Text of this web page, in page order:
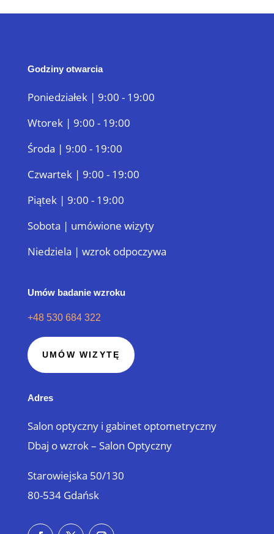
Godziny otwarcia
Poniedziałek | 9:00 - 19:00
Wtorek | 9:00 - 19:00
Środa | 9:00 - 19:00
Czwartek | 9:00 - 19:00
Piątek | 9:00 - 19:00
Sobota | umówione wizyty
Niedziela | wzrok odpoczywa
Umów badanie wzroku
+48 530 684 322
UMÓW WIZYTĘ
Adres
Salon optyczny i gabinet optometryczny
Dbaj o wzrok – Salon Optyczny
Starowiejska 50/130
80-534 Gdańsk